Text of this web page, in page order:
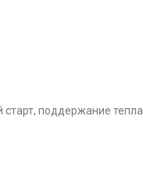
поддержание тепла